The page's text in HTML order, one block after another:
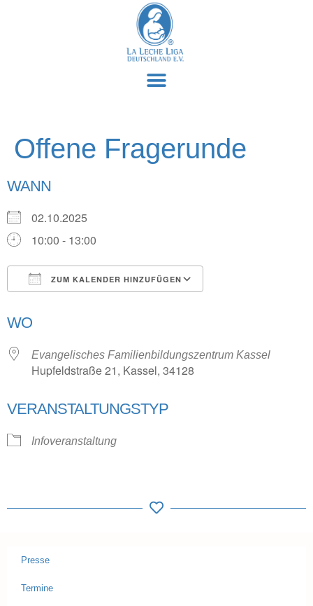
Offene Fragerunde
WANN
02.10.2025
10:00 - 13:00
ZUM KALENDER HINZUFÜGEN
WO
Evangelisches Familienbildungszentrum Kassel
Hupfeldstraße 21, Kassel, 34128
VERANSTALTUNGSTYP
Infoveranstaltung
Presse
Termine